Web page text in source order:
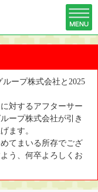
ープ株式会社と2025
対するアフターサー
ープ株式会社が引き
ます。
てまいる所存でござ
う、何卒よろしくお